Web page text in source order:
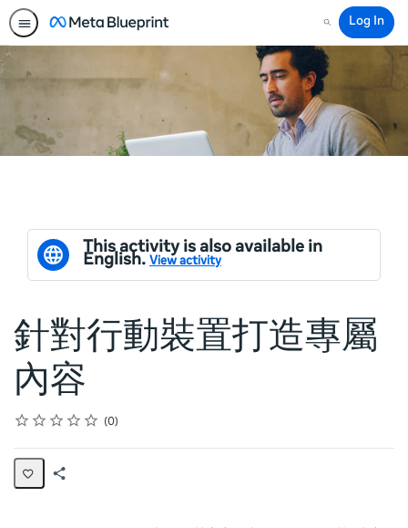
Search
Log In
This activity is also available in
English. View activity
針對行動裝置打造專屬
內容
Rating
1 star
2 stars
3 stars
4 stars
5 stars
Average rating: 0 0
No reviews